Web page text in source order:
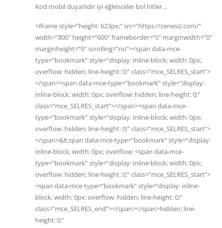
Kod mobil duyarlıdır iyi eğlenceler bol hitler…
<iframe style=”height: 623px;” src=”https://cenesiz.com/”
width=”800″ height=”600″ frameborder=”0″ marginwidth=”0″
marginheight=”0″ scrolling=”no”><span data-mce-
type=”bookmark” style=”display: inline-block; width: 0px;
overflow: hidden; line-height: 0;” class=”mce_SELRES_start”>
</span><span data-mce-type=”bookmark” style=”display:
inline-block; width: 0px; overflow: hidden; line-height: 0;”
class=”mce_SELRES_start”></span><span data-mce-
type=”bookmark” style=”display: inline-block; width: 0px;
overflow: hidden; line-height: 0;” class=”mce_SELRES_start”>
</span>&lt;span data-mce-type=”bookmark” style=”display:
inline-block; width: 0px; overflow: <span data-mce-
type=”bookmark” style=”display: inline-block; width: 0px;
overflow: hidden; line-height: 0;” class=”mce_SELRES_start”>
<span data-mce-type=”bookmark” style=”display: inline-
block; width: 0px; overflow: hidden; line-height: 0;”
class=”mce_SELRES_end”></span></span>hidden; line-
height: 0;”